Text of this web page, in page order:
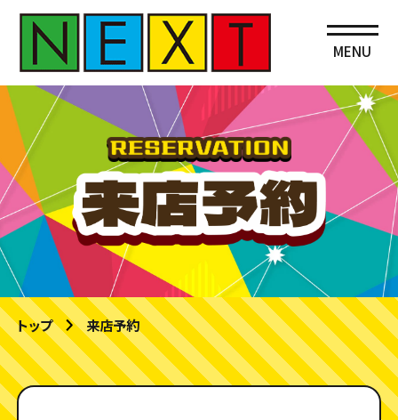
MENU
トップ 来店予約